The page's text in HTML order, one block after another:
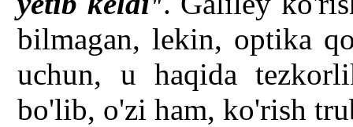
"
bilmagan, lekin, optika
uchun, u haqida
bo'lib, o'zi ham, ko'rish